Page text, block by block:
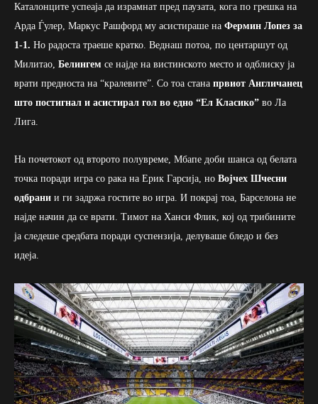
Каталонците успеаја да израмнат пред паузата, кога по грешка на
Арда Ѓулер, Маркус Рашфорд му асистираше на Фермин Лопез за
1-1. Но радоста траеше кратко. Веднаш потоа, по центаршут од
Милитао, Белингем се најде на вистинското место и одблиску ја
врати предноста на “кралевите”. Со тоа стана првиот Англичанец
што постигнал и асистирал гол во едно “Ел Класико” во Ла
Лига.
На почетокот од второто полувреме, Мбапе доби шанса од белата
точка поради игра со рака на Ерик Гарсија, но Војчех Шчесни
одбрани и ги задржа гостите во игра. И покрај тоа, Барселона не
најде начин да се врати. Тимот на Ханси Флик, кој од трибините
ја следеше средбата поради суспензија, делуваше бледо и без
идеја.